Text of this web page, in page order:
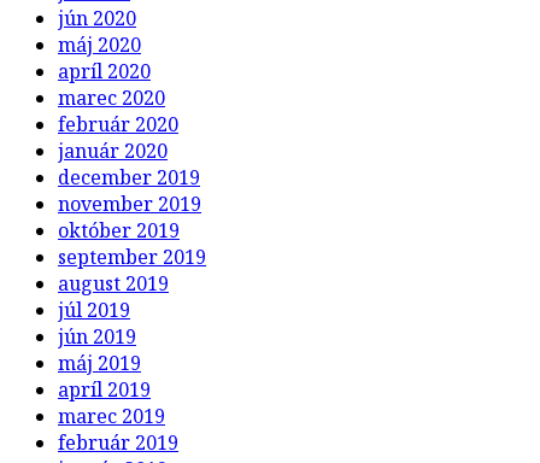
jún 2020
máj 2020
apríl 2020
marec 2020
február 2020
január 2020
december 2019
november 2019
október 2019
september 2019
august 2019
júl 2019
jún 2019
máj 2019
apríl 2019
marec 2019
február 2019